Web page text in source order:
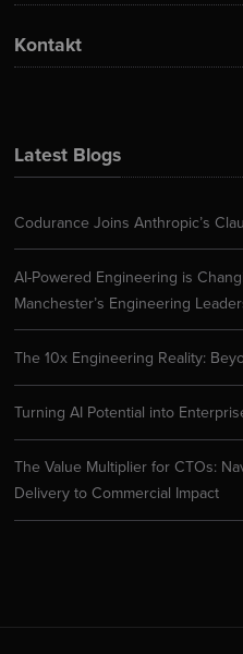
Latest Blogs
Codurance Joins Anthropic’s
AI-Powered Engineering is
Manchester’s Engineering
The 10x Engineering Reality:
Turning AI Potential into
The Value Multiplier for CTOs:
Delivery to Commercial Impact
Kontakt